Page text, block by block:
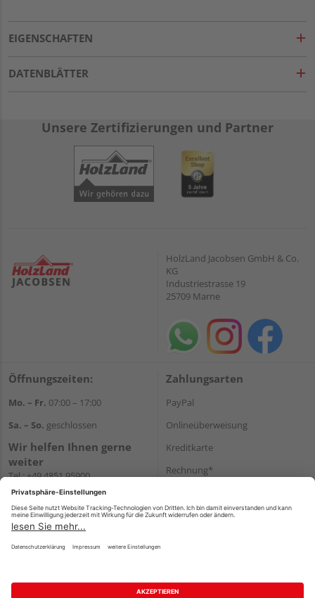
EIGENSCHAFTEN
DATENBLÄTTER
Unsere Zertifizierungen und Partner
HolzLand Jacobsen GmbH & Co.
KG
Industriestrasse 19
25709 Marne
Öffnungszeiten:
Mo. – Fr. 07:00 – 17:00
Sa. – So. geschlossen
Wir helfen Ihnen gerne
weiter
Tel.:+49 4851 95900
E-Mail:info@holzland-
WhatsApp
Zahlungsarten
PayPal
Onlineüberweisung
Kreditkarte
Rechnung*
Versand
Impressum AGB Widerruf Datenschutz